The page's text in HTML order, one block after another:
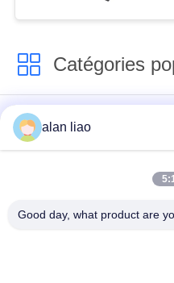
Catégories
Connecteur circulaire
imperméable
imperméable de
alan liao
Good day, what product are